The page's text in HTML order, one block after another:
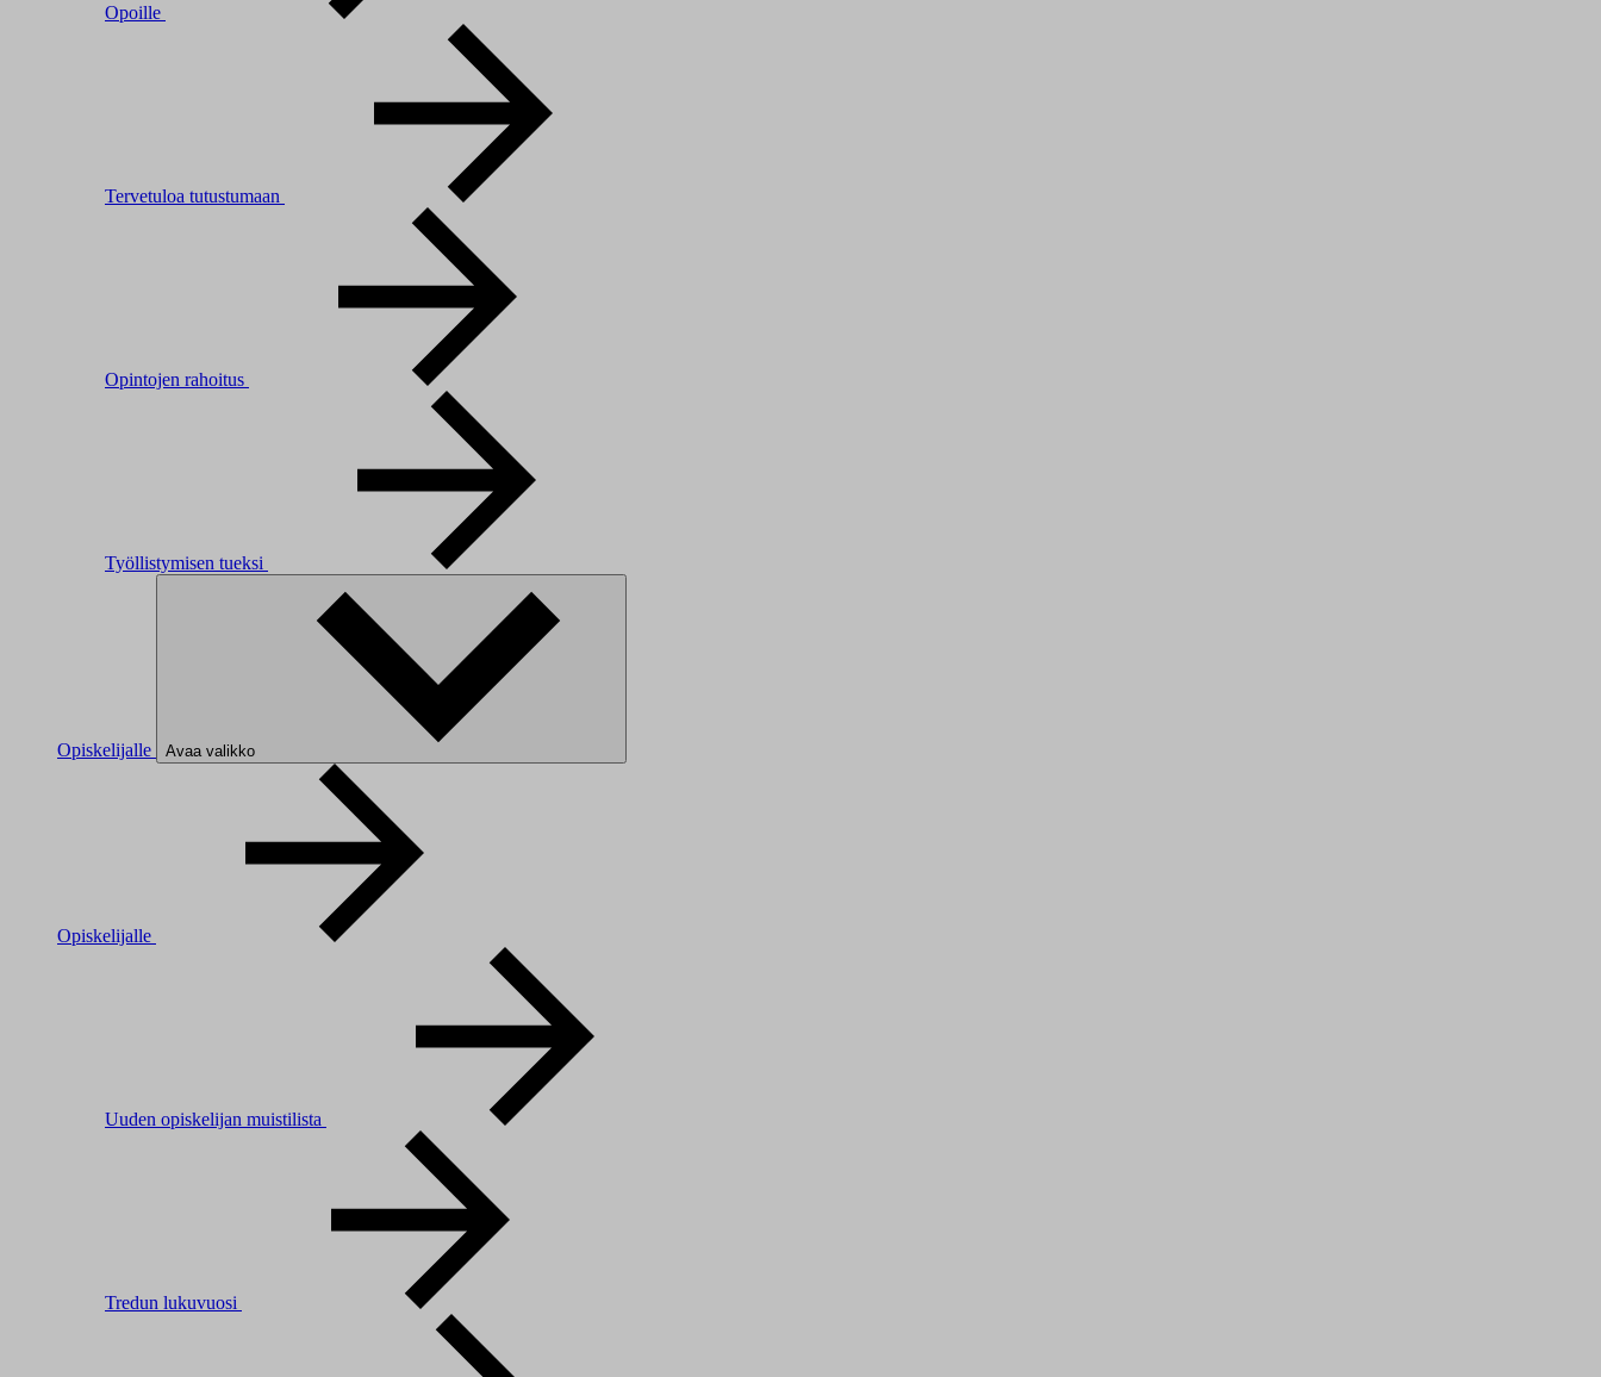
Opoille
Tervetuloa tutustumaan
Opintojen rahoitus
Työllistymisen tueksi
Opiskelijalle Avaa valikko
Opiskelijalle
Uuden opiskelijan muistilista
Tredun lukuvuosi